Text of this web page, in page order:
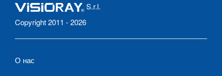
S.r.l.
Copyright 2011 - 2026
О нас